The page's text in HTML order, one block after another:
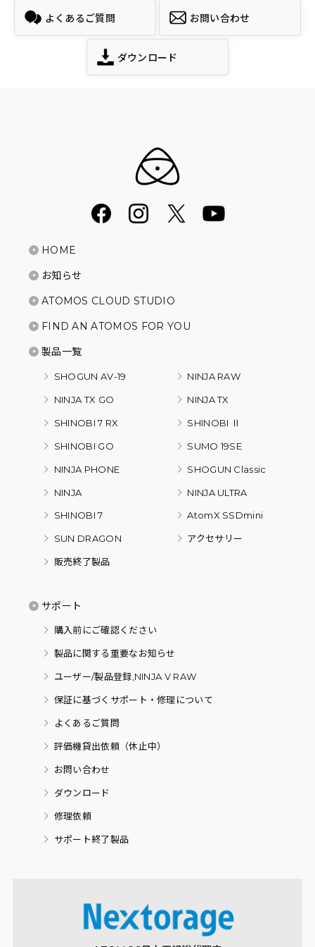
よくあるご質問 お問い合わせ
ダウンロード
HOME
お知らせ
ATOMOS CLOUD STUDIO
FIND AN ATOMOS FOR YOU
製品一覧
SHOGUN AV-19 NINJA RAW
NINJA TX GO NINJA TX
SHINOBI 7 RX SHINOBI Ⅱ
SHINOBI GO SUMO 19SE
NINJA PHONE SHOGUN Classic
NINJA NINJA ULTRA
SHINOBI 7 AtomX SSDmini
SUN DRAGON アクセサリー
販売終了製品
サポート
購入前にご確認ください
製品に関する重要なお知らせ
ユーザー/製品登録,NINJA V RAW
保証に基づくサポート・修理について
よくあるご質問
評価機貸出依頼（休止中）
お問い合わせ
ダウンロード
修理依頼
サポート終了製品